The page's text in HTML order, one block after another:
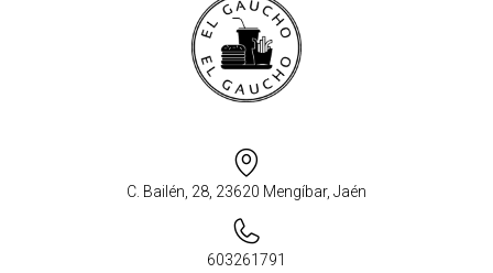
C. Bailén, 28, 23620 Mengíbar, Jaén
603261791